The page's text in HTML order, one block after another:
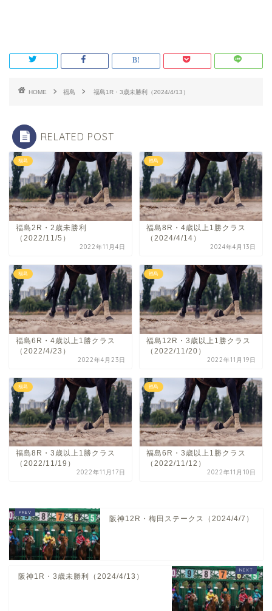
HOME 福島 福島1R・3歳未勝利（2024/4/13）
RELATED POST
福島
福島2R・2歳未勝利
（2022/11/5）
2022年11月4日
福島
福島8R・4歳以上1勝クラス
（2024/4/14）
2024年4月13日
福島
福島6R・4歳以上1勝クラス
（2022/4/23）
2022年4月23日
福島
福島12R・3歳以上1勝クラス
（2022/11/20）
2022年11月19日
福島
福島8R・3歳以上1勝クラス
（2022/11/19）
2022年11月17日
福島
福島6R・3歳以上1勝クラス
（2022/11/12）
2022年11月10日
阪神12R・梅田ステークス（2024/4/7）
阪神1R・3歳未勝利（2024/4/13）